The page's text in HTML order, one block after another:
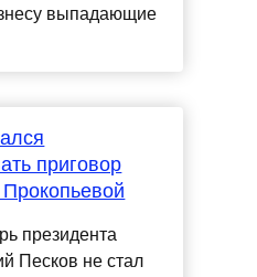
выпадающие
приговор
президента
Песков не стал